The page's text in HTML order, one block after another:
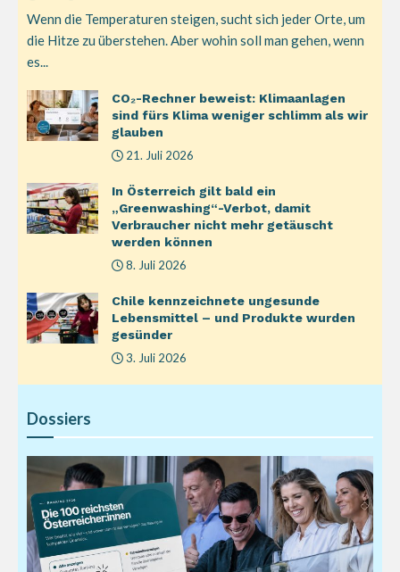
Wenn die Temperaturen steigen, sucht sich jeder Orte, um
die Hitze zu überstehen. Aber wohin soll man gehen, wenn
es...
CO₂-Rechner beweist: Klimaanlagen
sind fürs Klima weniger schlimm als wir
glauben
21. Juli 2026
In Österreich gilt bald ein
„Greenwashing“-Verbot, damit
Verbraucher nicht mehr getäuscht
werden können
8. Juli 2026
Chile kennzeichnete ungesunde
Lebensmittel – und Produkte wurden
gesünder
3. Juli 2026
Dossiers